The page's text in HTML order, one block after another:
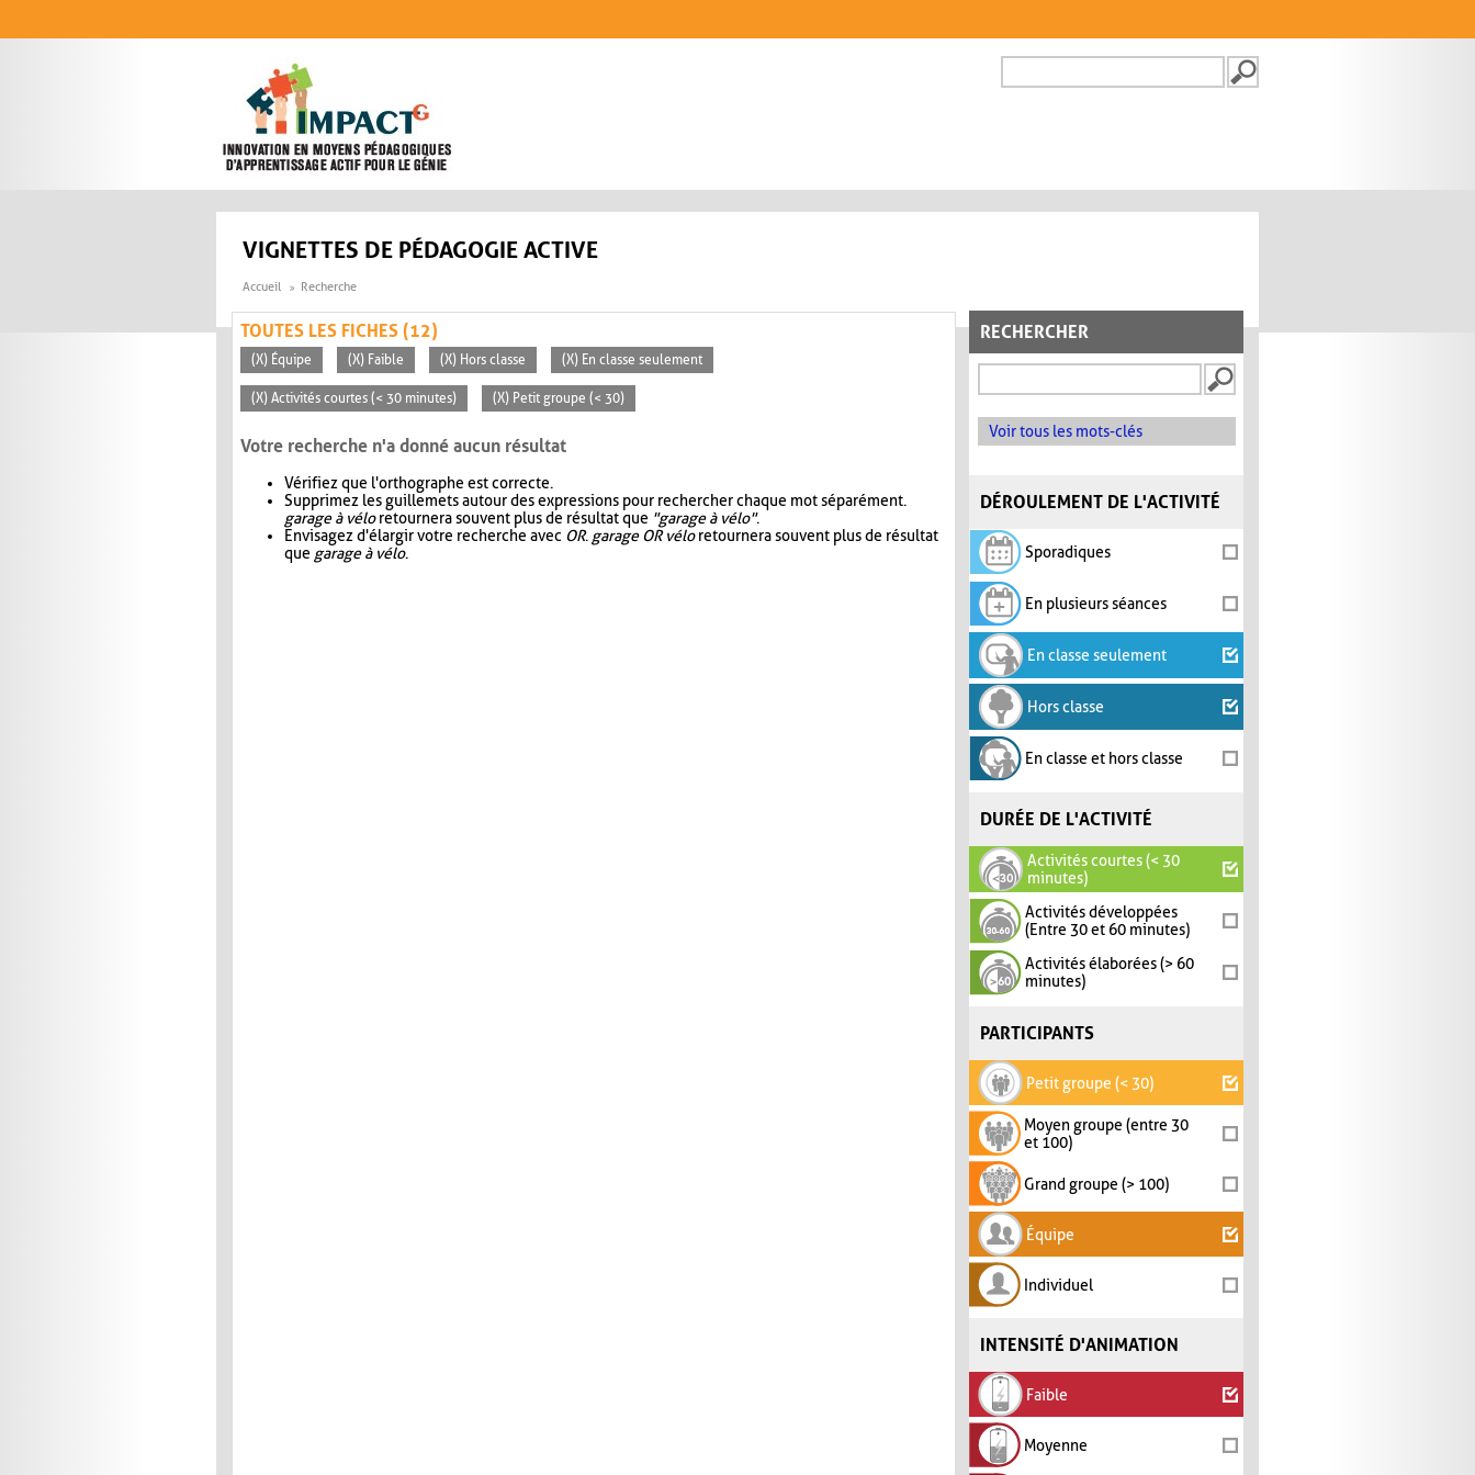
FORMULAIRE DE
VIGNETTES DE PÉDAGOGIE ACTIVE
Accueil Recherche
RECHERCHER
Voir tous les mots-clés
DÉROULEMENT DE L'ACTIVITÉ
Sporadiques
En plusieurs séances
En classe seulement
Hors classe
En classe et hors classe
DURÉE DE L'ACTIVITÉ
Activités courtes (< 30
minutes)
Activités développées
(Entre 30 et 60 minutes)
Activités élaborées (> 60
minutes)
PARTICIPANTS
Petit groupe (< 30)
Moyen groupe (entre 30
et 100)
Grand groupe (> 100)
Équipe
Individuel
INTENSITÉ D'ANIMATION
Faible
Moyenne
TOUTES LES FICHES (12)
(X) Équipe (X) Faible (X) Hors classe (X) En classe seulement
(X) Activités courtes (< 30 minutes) (X) Petit groupe (< 30)
Votre recherche n'a donné aucun résultat
Vérifiez que l'orthographe est correcte.
Supprimez les guillemets autour des expressions pour rechercher chaque mot séparément.
garage à véloretournera souvent plus de résultat que "garage à vélo".
Envisagez d'élargir votre recherche avec OR. garage OR véloretournera souvent plus de résultat
que garage à vélo.